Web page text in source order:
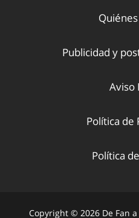
Publicidad y
Aviso
Política de
Política
Copyright © 2026 De Fan